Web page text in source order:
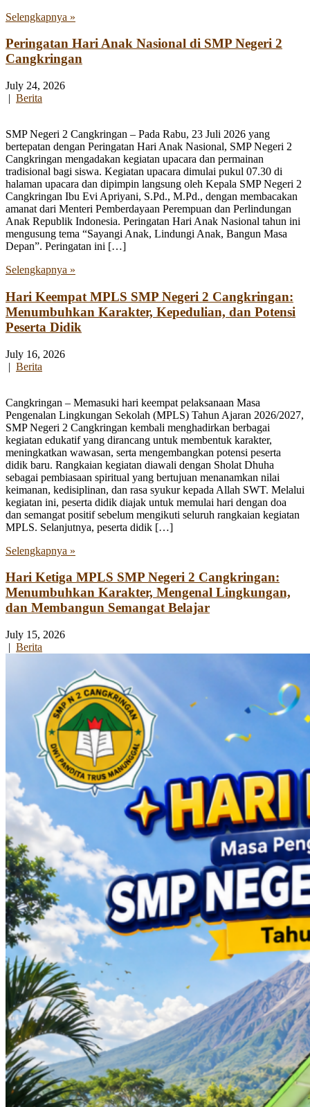
Selengkapnya »
Peringatan Hari Anak Nasional di SMP Negeri 2
Cangkringan
July 24, 2026
| Berita
SMP Negeri 2 Cangkringan – Pada Rabu, 23 Juli 2026 yang
bertepatan dengan Peringatan Hari Anak Nasional, SMP Negeri 2
Cangkringan mengadakan kegiatan upacara dan permainan
tradisional bagi siswa. Kegiatan upacara dimulai pukul 07.30 di
halaman upacara dan dipimpin langsung oleh Kepala SMP Negeri 2
Cangkringan Ibu Evi Apriyani, S.Pd., M.Pd., dengan membacakan
amanat dari Menteri Pemberdayaan Perempuan dan Perlindungan
Anak Republik Indonesia. Peringatan Hari Anak Nasional tahun ini
mengusung tema “Sayangi Anak, Lindungi Anak, Bangun Masa
Depan”. Peringatan ini […]
Selengkapnya »
Hari Keempat MPLS SMP Negeri 2 Cangkringan:
Menumbuhkan Karakter, Kepedulian, dan Potensi
Peserta Didik
July 16, 2026
| Berita
Cangkringan – Memasuki hari keempat pelaksanaan Masa
Pengenalan Lingkungan Sekolah (MPLS) Tahun Ajaran 2026/2027,
SMP Negeri 2 Cangkringan kembali menghadirkan berbagai
kegiatan edukatif yang dirancang untuk membentuk karakter,
meningkatkan wawasan, serta mengembangkan potensi peserta
didik baru. Rangkaian kegiatan diawali dengan Sholat Dhuha
sebagai pembiasaan spiritual yang bertujuan menanamkan nilai
keimanan, kedisiplinan, dan rasa syukur kepada Allah SWT. Melalui
kegiatan ini, peserta didik diajak untuk memulai hari dengan doa
dan semangat positif sebelum mengikuti seluruh rangkaian kegiatan
MPLS. Selanjutnya, peserta didik […]
Selengkapnya »
Hari Ketiga MPLS SMP Negeri 2 Cangkringan:
Menumbuhkan Karakter, Mengenal Lingkungan,
dan Membangun Semangat Belajar
July 15, 2026
| Berita